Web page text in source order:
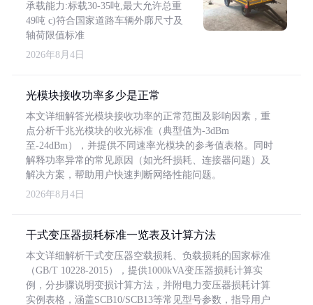
承载能力:标载30-35吨,最大允许总重
49吨 c)符合国家道路车辆外廓尺寸及
轴荷限值标准
2026年8月4日
光模块接收功率多少是正常
本文详细解答光模块接收功率的正常范围及影响因素，重
点分析千兆光模块的收光标准（典型值为-3dBm
至-24dBm），并提供不同速率光模块的参考值表格。同时
解释功率异常的常见原因（如光纤损耗、连接器问题）及
解决方案，帮助用户快速判断网络性能问题。
2026年8月4日
干式变压器损耗标准一览表及计算方法
本文详细解析干式变压器空载损耗、负载损耗的国家标准
（GB/T 10228-2015），提供1000kVA变压器损耗计算实
例，分步骤说明变损计算方法，并附电力变压器损耗计算
实例表格，涵盖SCB10/SCB13等常见型号参数，指导用户